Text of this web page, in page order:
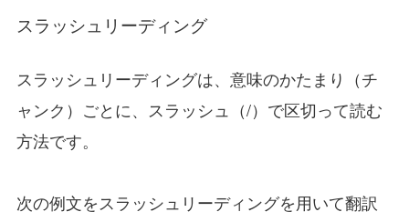
スラッシュリーディング
スラッシュリーディングは、 意味のかたまり（チ
ャンク）ごとに、スラッシュ（/）で区切って読む
方法です。
次の例文をスラッシュリーディングを用いて翻訳